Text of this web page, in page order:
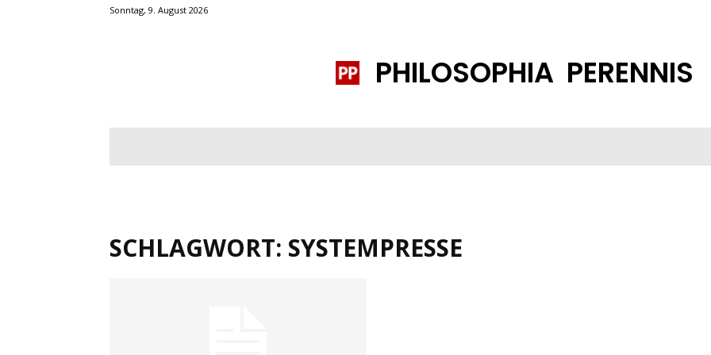
Sonntag, 9. August 2026
PHILOSOPHIA PERENNIS
SCHLAGWORT: SYSTEMPRESSE